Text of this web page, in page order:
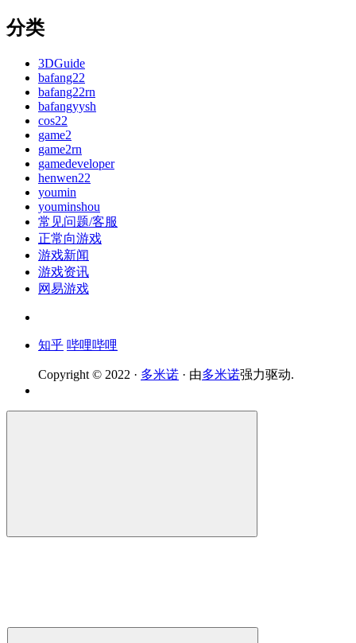
分类
3DGuide
bafang22
bafang22rn
bafangyysh
cos22
game2
game2rn
gamedeveloper
henwen22
youmin
youminshou
常见问题/客服
正常向游戏
游戏新闻
游戏资讯
网易游戏
知乎 哔哩哔哩
Copyright © 2022 · 多米诺 · 由多米诺强力驱动.